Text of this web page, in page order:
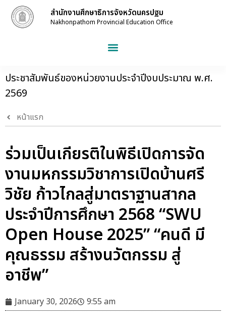
สำนักงานศึกษาธิการจังหวัดนครปฐม
Nakhonpathom Provincial Education Office
ประชาสัมพันธ์ของหน่วยงานประจำปีงบประมาณ พ.ศ.
2569
หน้าแรก
ร่วมเป็นเกียรติในพิธีเปิดการจัด
งานมหกรรมวิชาการเปิดบ้านศรี
วิชัย ก้าวไกลสู่มาตราฐานสากล
ประจำปีการศึกษา 2568 “SWU
Open House 2025” “คนดี มี
คุณธรรม สร้างนวัตกรรม สู่
อาชีพ”
January 30, 2026 9:55 am